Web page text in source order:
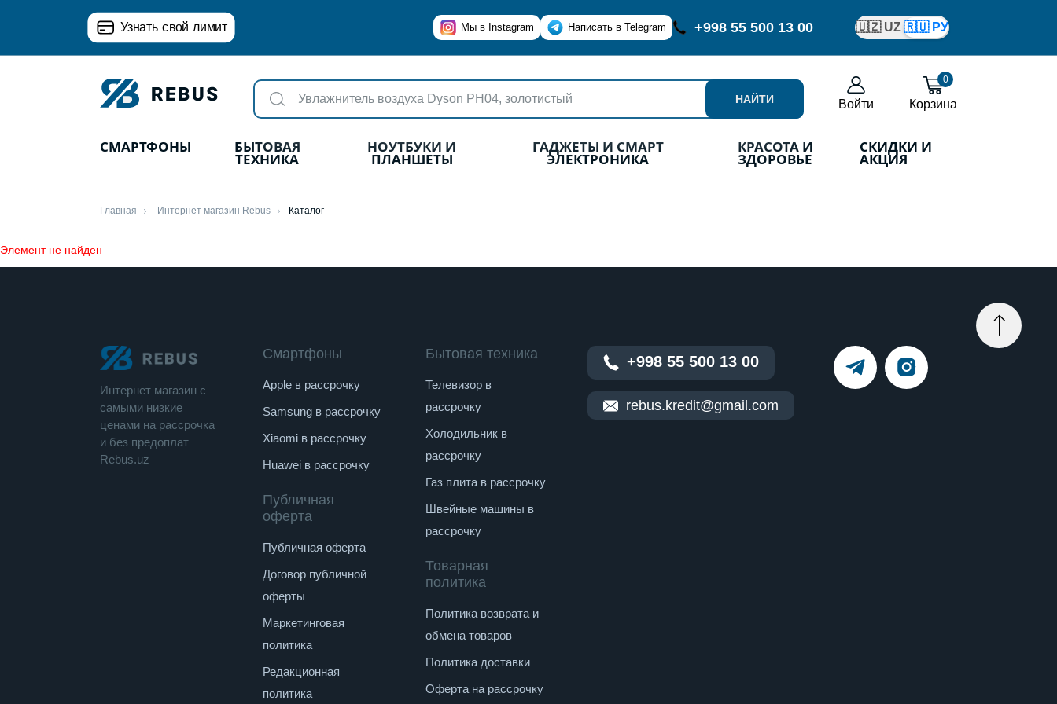
Узнать свой лимит Мы в Instagram Написать в Telegram +998 55 500 13 00 🇺🇿 UZ🇷🇺 РУ
НАЙТИ Войти
0
Корзина
СМАРТФОНЫ БЫТОВАЯ
ТЕХНИКА
НОУТБУКИ И
ПЛАНШЕТЫ
ГАДЖЕТЫ И СМАРТ
ЭЛЕКТРОНИКА
КРАСОТА И
ЗДОРОВЬЕ
СКИДКИ И
АКЦИЯ
Главная Интернет магазин Rebus Каталог
Элемент не найден
Интернет магазин c
cамыми низкие
ценами на рассрочка
и без предоплат
Rebus.uz
Смартфоны
Apple в рассрочку
Samsung в рассрочку
Xiaomi в рассрочку
Huawei в рассрочку
Публичная
оферта
Публичная оферта
Договор публичной
оферты
Маркетинговая
политика
Редакционная
политика
Бытовая техника
Телевизор в
рассрочку
Холодильник в
рассрочку
Газ плита в рассрочку
Швейные машины в
рассрочку
Товарная
политика
Политика возврата и
обмена товаров
Политика доставки
Оферта на рассрочку
+998 55 500 13 00
rebus.kredit@gmail.com